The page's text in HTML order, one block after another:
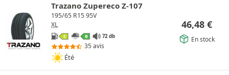
Trazano Zupereco Z-107
195/65 R15 95V
XL
C B 72 db
35 avis
Été
46,48 €
En stock